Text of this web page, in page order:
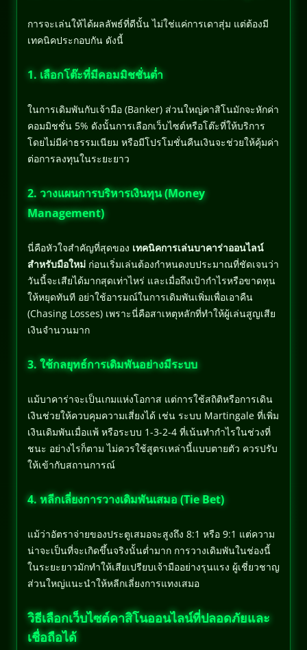
การจะเล่นให้ได้ผลลัพธ์ที่ดีนั้น ไม่ใช่แค่การเดาสุ่ม แต่ต้องมี
เทคนิคประกอบกัน ดังนี้
1. เลือกโต๊ะที่มีคอมมิชชั่นต่ำ
ในการเดิมพันกับเจ้ามือ (Banker) ส่วนใหญ่คาสิโนมักจะหักค่า
คอมมิชชั่น 5% ดังนั้นการเลือกเว็บไซต์หรือโต๊ะที่ให้บริการ
โดยไม่มีค่าธรรมเนียม หรือมีโปรโมชั่นคืนเงินจะช่วยให้คุ้มค่า
ต่อการลงทุนในระยะยาว
2. วางแผนการบริหารเงินทุน (Money
Management)
นี่คือหัวใจสำคัญที่สุดของ เทคนิคการเล่นบาคาร่าออนไลน์
สำหรับมือใหม่ ก่อนเริ่มเล่นต้องกำหนดงบประมาณที่ชัดเจนว่า
วันนี้จะเสียได้มากสุดเท่าไหร่ และเมื่อถึงเป้ากำไรหรือขาดทุน
ให้หยุดทันที อย่าใช้อารมณ์ในการเดิมพันเพิ่มเพื่อเอาคืน
(Chasing Losses) เพราะนี่คือสาเหตุหลักที่ทำให้ผู้เล่นสูญเสีย
เงินจำนวนมาก
3. ใช้กลยุทธ์การเดิมพันอย่างมีระบบ
แม้บาคาร่าจะเป็นเกมแห่งโอกาส แต่การใช้สถิติหรือการเดิน
เงินช่วยให้ควบคุมความเสี่ยงได้ เช่น ระบบ Martingale ที่เพิ่ม
เงินเดิมพันเมื่อแพ้ หรือระบบ 1-3-2-4 ที่เน้นทำกำไรในช่วงที่
ชนะ อย่างไรก็ตาม ไม่ควรใช้สูตรเหล่านี้แบบตายตัว ควรปรับ
ให้เข้ากับสถานการณ์
4. หลีกเลี่ยงการวางเดิมพันเสมอ (Tie Bet)
แม้ว่าอัตราจ่ายของประตูเสมอจะสูงถึง 8:1 หรือ 9:1 แต่ความ
น่าจะเป็นที่จะเกิดขึ้นจริงนั้นต่ำมาก การวางเดิมพันในช่องนี้
ในระยะยาวมักทำให้เสียเปรียบเจ้ามืออย่างรุนแรง ผู้เชี่ยวชาญ
ส่วนใหญ่แนะนำให้หลีกเลี่ยงการแทงเสมอ
วิธีเลือกเว็บไซต์คาสิโนออนไลน์ที่ปลอดภัยและ
เชื่อถือได้